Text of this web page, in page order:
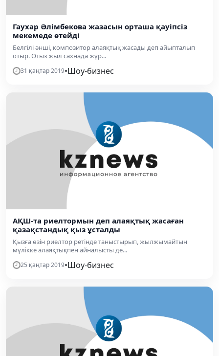
Гаухар Əлімбекова жазасын орташа қауіпсіз
мекемеде өтейді
Белгілі әнші, композитор алаяқтық жасады деп айыпталып
отыр. Отыз жыл сахнада жүр...
31 қаңтар 2019•Шоу-бизнес
АҚШ-та риелтормын деп алаяқтық жасаған
қазақстандық қыз ұсталды
Қызға өзін риелтор ретінде таныстырып, жылжымайтын
мүлікке алаяқтықпен айналысты де...
25 қаңтар 2019•Шоу-бизнес